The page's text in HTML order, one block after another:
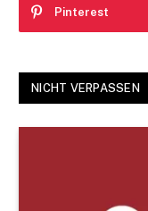
Pinterest
NICHT VERPASSEN